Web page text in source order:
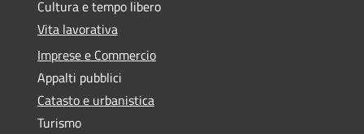
Cultura e tempo libero
Vita lavorativa
Imprese e Commercio
Appalti pubblici
Catasto e urbanistica
Turismo